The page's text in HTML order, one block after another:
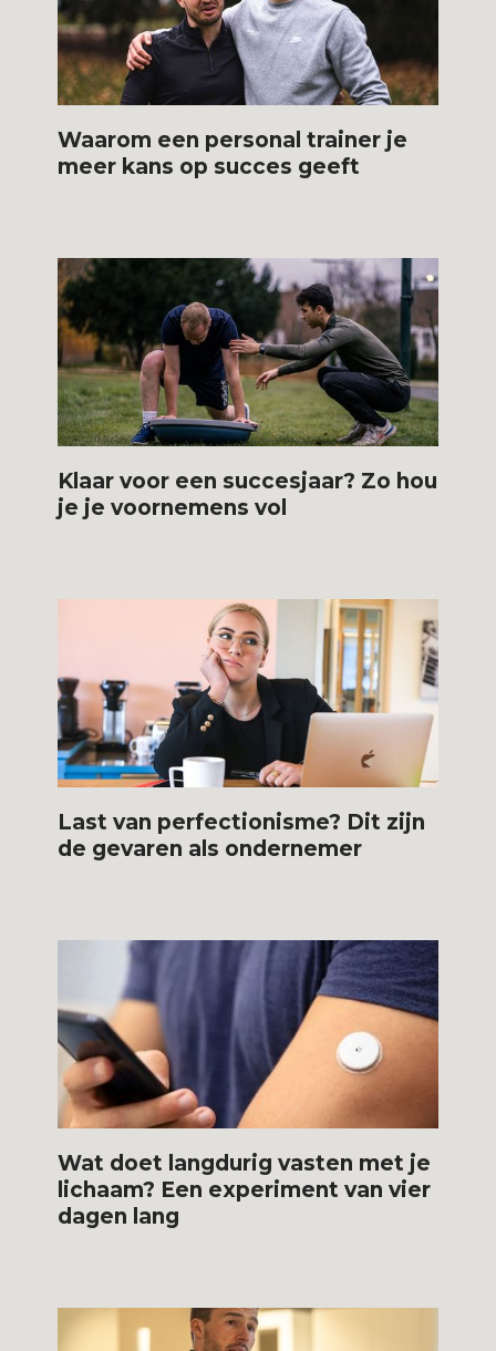
Waarom een personal trainer je
meer kans op succes geeft
Klaar voor een succesjaar? Zo hou
je je voornemens vol
Last van perfectionisme? Dit zijn
de gevaren als ondernemer
Wat doet langdurig vasten met je
lichaam? Een experiment van vier
dagen lang